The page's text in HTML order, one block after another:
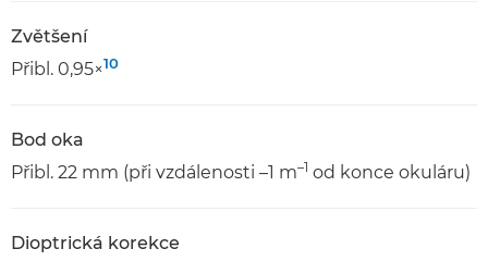
Zvětšení
Přibl. 0,95×10
Bod oka
Přibl. 22 mm (při vzdálenosti –1 m–1 od konce okuláru)
Dioptrická korekce